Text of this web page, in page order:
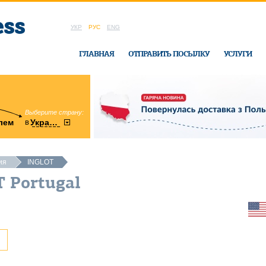
УКР РУС ENG
ГЛАВНАЯ ОТПРАВИТЬ ПОСЫЛКУ УСЛУГИ
Выберите страну:
вУкраину
область:
Винницкая в офисе
INGLOT
Portugal